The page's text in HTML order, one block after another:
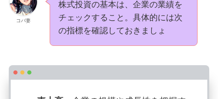
コバ妻
株式投資の基本は、企業の業績を
チェックすること。具体的には次
の指標を確認しておきましょ